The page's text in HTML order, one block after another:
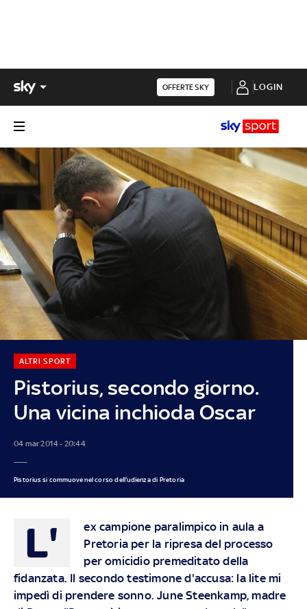
OFFERTE SKY LOGIN
Pistorius, secondo giorno.
Una vicina inchioda Oscar
ALTRI SPORT
04 mar 2014 - 20:44
Pistorius si commuove nel corso dell'udienza di Pretoria
L'
ex campione paralimpico in aula a
Pretoria per la ripresa del processo
per omicidio premeditato della
fidanzata. Il secondo testimone d'accusa: la lite mi
impedì di prendere sonno. June Steenkamp, madre